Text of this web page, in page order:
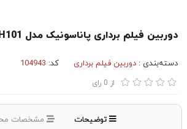
دوربین فیلم برداری پاناسونیک مدل Panasonic SDR H101
دسته‌بندی : دوربین فیلم برداری کد: 104943
از 0 رای
توضیحات مشخصات